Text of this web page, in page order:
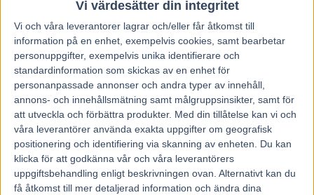
Vi värdesätter din integritet
Vi och våra leverantorer lagrar och/eller får åtkomst till
information på en enhet, exempelvis cookies, samt bearbetar
personuppgifter, exempelvis unika identifierare och
standardinformation som skickas av en enhet för
personanpassade annonser och andra typer av innehåll,
annons- och innehållsmätning samt målgruppsinsikter, samt för
att utveckla och förbättra produkter. Med din tillåtelse kan vi och
våra leverantörer använda exakta uppgifter om geografisk
positionering och identifiering via skanning av enheten. Du kan
klicka för att godkänna vår och våra leverantörers
uppgiftsbehandling enligt beskrivningen ovan. Alternativt kan du
få åtkomst till mer detaljerad information och ändra dina
OM OSS
Travtips och Travnyheter, V75 Resultat, V75 Tips samt ett
välbesökt Travforum.